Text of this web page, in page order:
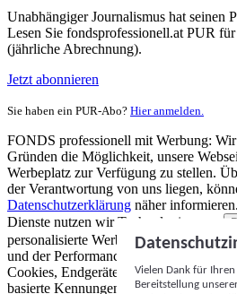
Unabhängiger Journalismus hat seinen
Lesen Sie fondsprofessionell.at PUR
(jährliche Abrechnung).
Jetzt abonnieren
Sie haben ein PUR-Abo? Hier anmelden.
FONDS professionell mit Werbung:
Gründen die Möglichkeit, unsere
Werbeplatz zur Verfügung zu stellen.
der Verantwortung von uns liegen,
Datenschutzerklärung näher informieren.
Dienste nutzen wir Technologien von
personalisierte Werbung und Inhalte,
und der Performance von Inhalten
Cookies, Endgeräte- oder ähnliche
basierte Kennungen, zufällig generierte
Vielen Dank für
Bereitstellung